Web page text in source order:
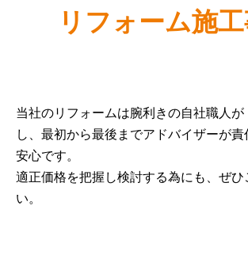
リフォーム施工
当社のリフォームは腕利きの自社職人が
し、最初から最後までアドバイザーが
安心です。
適正価格を把握し検討する為にも、ぜひ
い。